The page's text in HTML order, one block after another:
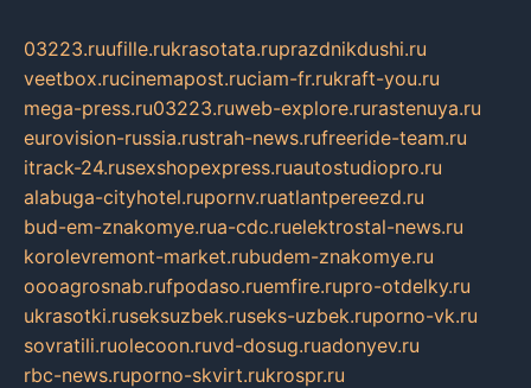
03223.ruufille.rukrasotata.ruprazdnikdushi.ru
veetbox.rucinemapost.ruciam-fr.rukraft-you.ru
mega-press.ru03223.ruweb-explore.rurastenuya.ru
eurovision-russia.rustrah-news.rufreeride-team.ru
itrack-24.rusexshopexpress.ruautostudiopro.ru
alabuga-cityhotel.rupornv.ruatlantpereezd.ru
bud-em-znakomye.rua-cdc.ruelektrostal-news.ru
korolevremont-market.rubudem-znakomye.ru
oooagrosnab.rufpodaso.ruemfire.rupro-otdelky.ru
ukrasotki.ruseksuzbek.ruseks-uzbek.ruporno-vk.ru
sovratili.ruolecoon.ruvd-dosug.ruadonyev.ru
rbc-news.ruporno-skvirt.rukrospr.ru